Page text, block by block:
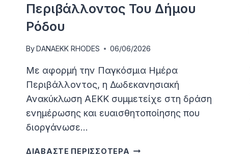
Περιβάλλοντος Του Δήμου
Ρόδου
ByDANAEKK RHODES 06/06/2026
Με αφορμή την Παγκόσμια Ημέρα
Περιβάλλοντος, η Δωδεκανησιακή
Ανακύκλωση ΑΕΚΚ συμμετείχε στη δράση
ενημέρωσης και ευαισθητοποίησης που
διοργάνωσε…
ΔΙΑΒΑΣΤΕ ΠΕΡΙΣΣΟΤΕΡΑ Η